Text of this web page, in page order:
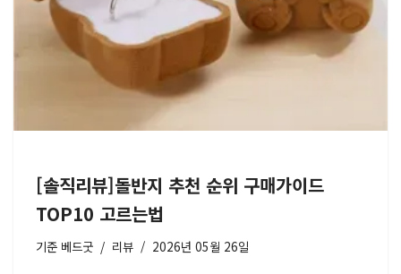
[솔직리뷰]돌반지 추천 순위 구매가이드
TOP10 고르는법
기준 베드굿 리뷰 2026년 05월 26일